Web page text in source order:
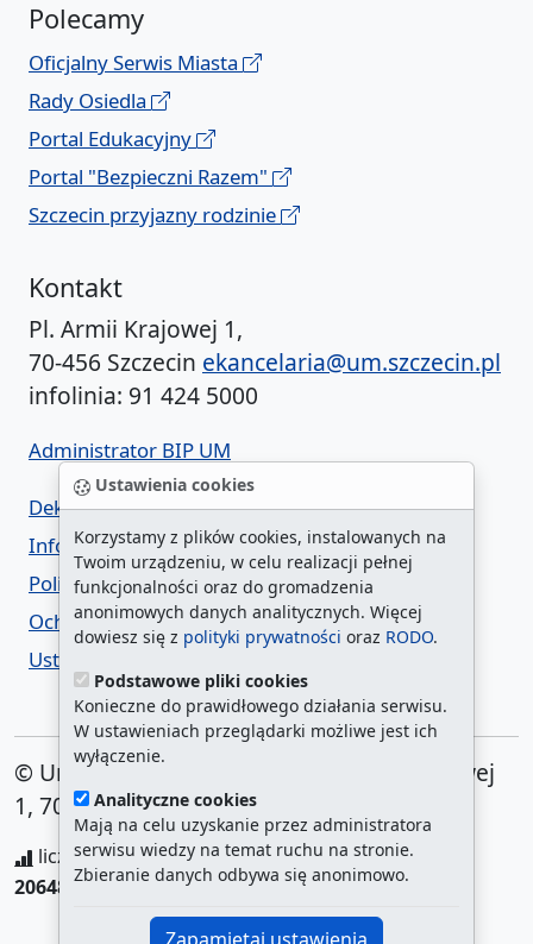
Ustawienia cookies
Korzystamy z plików cookies, instalowanych na
Twoim urządzeniu, w celu realizacji pełnej
funkcjonalności oraz do gromadzenia
anonimowych danych analitycznych. Więcej
dowiesz się z polityki prywatności oraz RODO.
Podstawowe pliki cookies
Konieczne do prawidłowego działania serwisu.
W ustawieniach przeglądarki możliwe jest ich
wyłączenie.
Analityczne cookies
Mają na celu uzyskanie przez administratora
serwisu wiedzy na temat ruchu na stronie.
Zbieranie danych odbywa się anonimowo.
Polecamy
Oficjalny Serwis Miasta
Rady Osiedla
Portal Edukacyjny
Portal "Bezpieczni Razem"
Szczecin przyjazny rodzinie
Kontakt
Pl. Armii Krajowej 1,
70-456 Szczecin ekancelaria@um.szczecin.pl
infolinia: 91 424 5000
Administrator BIP UM
Deklaracja dostępności
Informacja o urzędzie w ETR
Polityka prywatności
Ochrona danych osobowych
Ustawienia cookies
© Urząd Miasta Szczecin. Plac Armii Krajowej
1, 70-456 Szczecin
liczba wyświetleń:208701487/ aktualna strona:
206487/najczęściej odwiedzane strony